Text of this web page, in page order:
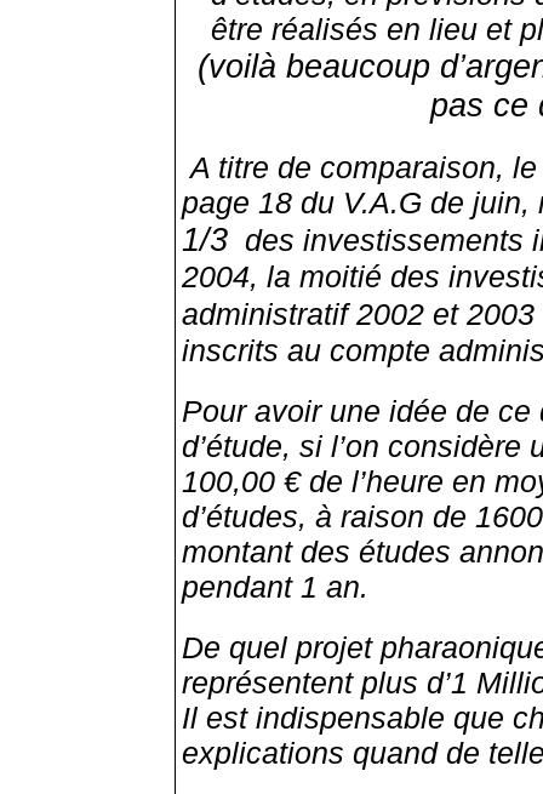
être réalisés en lieu et
(voilà beaucoup
pas ce
A titre de comparaison,
page 18 du V.A.G de juin,
1/3 des investissements
2004, la moitié des
administratif 2002 et
inscrits au compte
Pour avoir une idée de
d’étude, si l’on considère
100,00 € de l’heure en
d’études, à raison de
montant des études
pendant 1 an.
De quel projet
représentent plus d’1
Il est indispensable que
explications quand de